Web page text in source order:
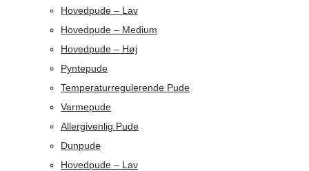
Hovedpude – Lav
Hovedpude – Medium
Hovedpude – Høj
Pyntepude
Temperaturregulerende Pude
Varmepude
Allergivenlig Pude
Dunpude
Hovedpude – Lav